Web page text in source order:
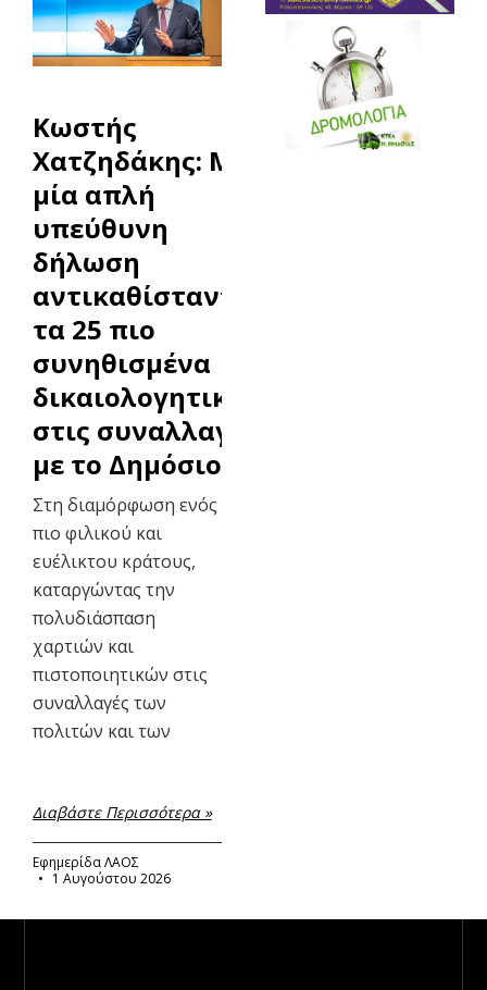
Κωστής
Χατζηδάκης: Με
μία απλή
υπεύθυνη
δήλωση
αντικαθίστανται
τα 25 πιο
συνηθισμένα
δικαιολογητικά,
στις συναλλαγές
με το Δημόσιο
Στη διαμόρφωση ενός
πιο φιλικού και
ευέλικτου κράτους,
καταργώντας την
πολυδιάσπαση
χαρτιών και
πιστοποιητικών στις
συναλλαγές των
πολιτών και των
Διαβάστε Περισσότερα »
Εφημερίδα ΛΑΟΣ
1 Αυγούστου 2026